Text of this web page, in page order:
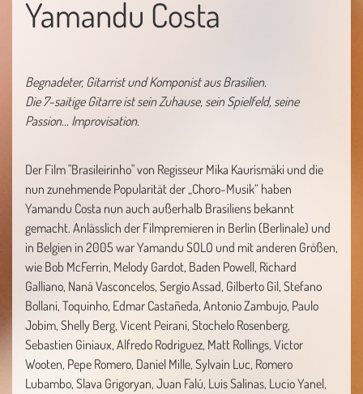
Yamandu Costa
Begnadeter, Gitarrist und Komponist aus Brasilien.
Die 7-saitige Gitarre ist sein Zuhause, sein Spielfeld, seine
Passion... Improvisation.
Der Film "Brasileirinho" von Regisseur Mika Kaurismäki und die
nun zunehmende Popularität der „Choro-Musik“ haben
Yamandu Costa nun auch außerhalb Brasiliens bekannt
gemacht. Anlässlich der Filmpremieren in Berlin (Berlinale) und
in Belgien in 2005 war Yamandu SOLO und mit anderen Größen,
wie Bob McFerrin, Melody Gardot, Baden Powell, Richard
Galliano, Naná Vasconcelos, Sergio Assad, Gilberto Gil, Stefano
Bollani, Toquinho, Edmar Castañeda, Antonio Zambujo, Paulo
Jobim, Shelly Berg, Vicent Peirani, Stochelo Rosenberg,
Sebastien Giniaux, Alfredo Rodriguez, Matt Rollings, Victor
Wooten, Pepe Romero, Daniel Mille, Sylvain Luc, Romero
Lubambo, Slava Grigoryan, Juan Falú, Luis Salinas, Lucio Yanel,